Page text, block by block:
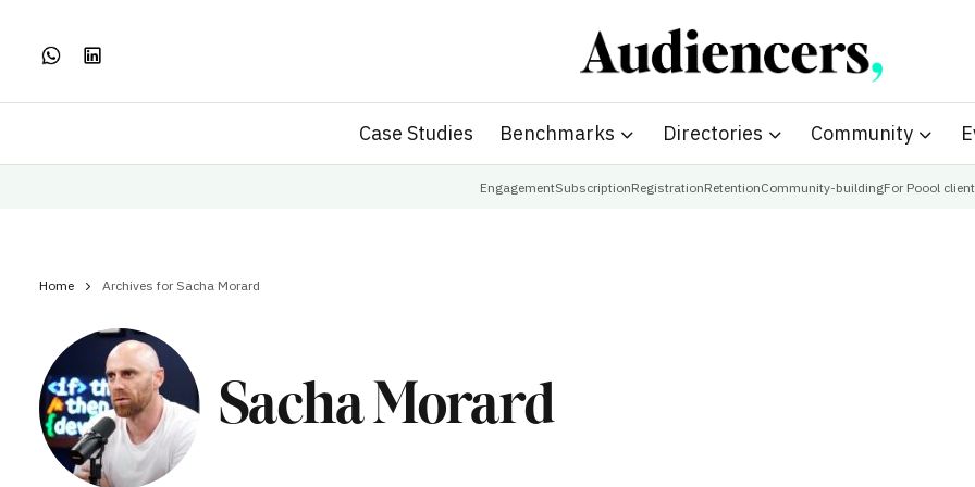
Case Studies Benchmarks Directories Community
EngagementSubscriptionRegistrationRetentionCommunity-buildingFor Poool
Home Archives for Sacha Morard
Sacha Morard